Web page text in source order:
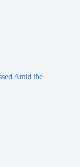
Amid the